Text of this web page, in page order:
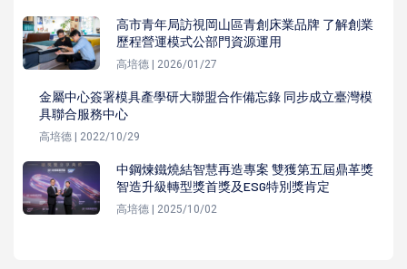
高市青年局訪視岡山區青創床業品牌 了解創業
歷程營運模式公部門資源運用
高培德 | 2026/01/27
金屬中心簽署模具產學研大聯盟合作備忘錄 同步成立臺灣模
具聯合服務中心
高培德 | 2022/10/29
中鋼煉鐵燒結智慧再造專案 雙獲第五屆鼎革獎
智造升級轉型獎首獎及ESG特別獎肯定
高培德 | 2025/10/02